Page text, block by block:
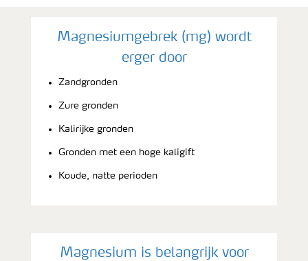
Magnesiumgebrek (mg) wordt
erger door
Zandgronden
Zure gronden
Kalirijke gronden
Gronden met een hoge kaligift
Koude, natte perioden
Magnesium is belangrijk voor